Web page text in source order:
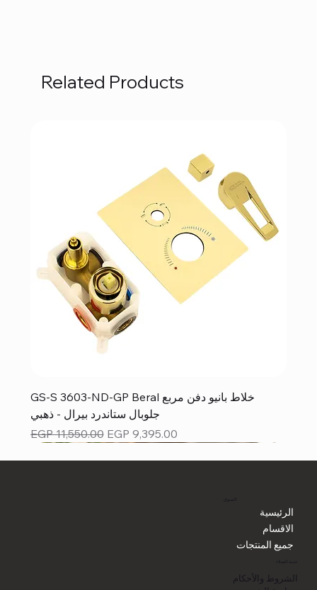
Related Products
GS-S 3603-ND-GP Beral خلاط بانيو دفن مربع
جلوبال ستاندرد بيرال - ذهبي
Regular Price
EGP 11,550.00 Sale Price
EGP 9,395.00
الرئيسية
الاقسام
جميع المنتجات
الشروط والأحكام